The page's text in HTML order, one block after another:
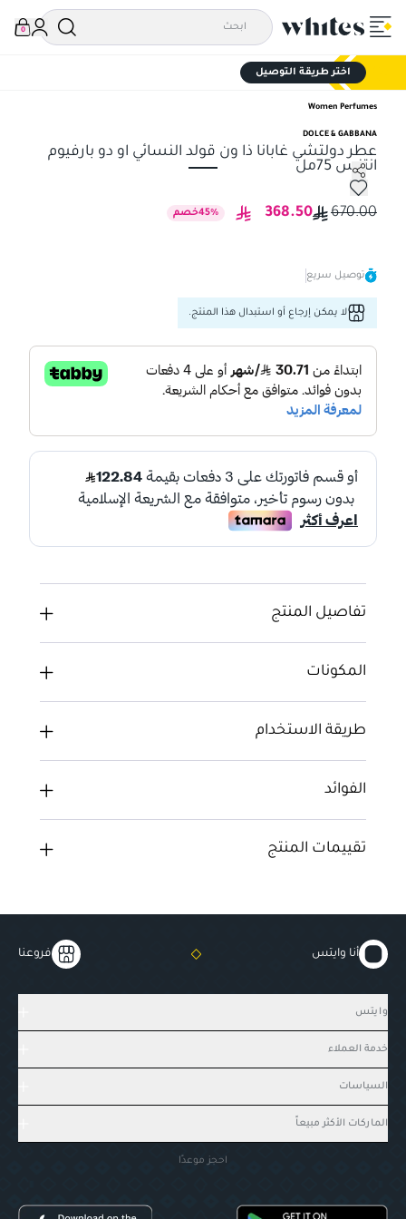
0
اختر طريقة التوصيل
Women Perfumes
DOLCE & GABBANA
عطر دولتشي غابانا ذا ون قولد النسائي او دو بارفيوم
انتنس 75مل
عطر دولتشي غابانا ذا ون قولد النسائي او دو بارفيوم انتنس 75مل
670.00
368.50
45% خصم
توصيل سريع
لا يمكن إرجاع أو استبدال هذا المنتج.
تفاصيل المنتج
المكونات
طريقة الاستخدام
الفوائد
تقييمات المنتج
أنا وايتس فروعنا
وايتس
خدمة العملاء
السياسات
الماركات الأكثر مبيعاً
احجز موعدًا